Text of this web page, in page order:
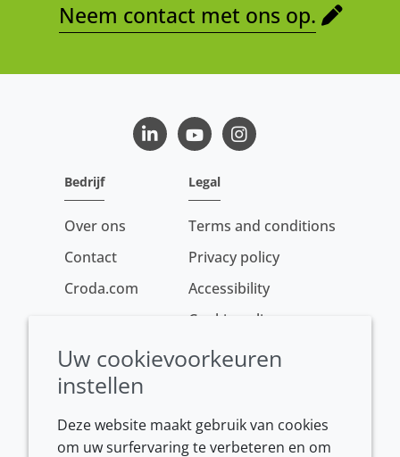
Neem contact met ons op.
LinkedInYoutubeInstagram
Bedrijf
Over ons
Contact
Croda.com
Legal
Terms and conditions
Privacy policy
Accessibility
Cookie policy
Conditions of sale
Uw cookievoorkeuren
instellen
Deze website maakt gebruik van cookies
om uw surfervaring te verbeteren en om